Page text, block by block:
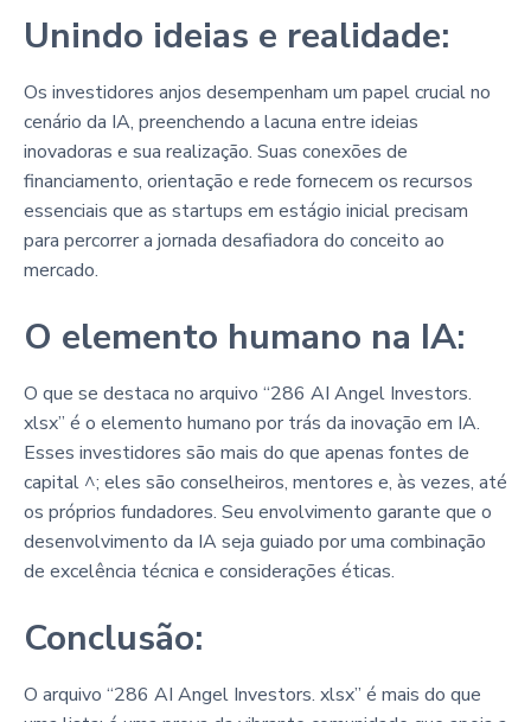
Unindo ideias e realidade:
Os investidores anjos desempenham um papel crucial no
cenário da IA, preenchendo a lacuna entre ideias
inovadoras e sua realização. Suas conexões de
financiamento, orientação e rede fornecem os recursos
essenciais que as startups em estágio inicial precisam
para percorrer a jornada desafiadora do conceito ao
mercado.
O elemento humano na IA:
O que se destaca no arquivo “286 AI Angel Investors.
xlsx” é o elemento humano por trás da inovação em IA.
Esses investidores são mais do que apenas fontes de
capital ^; eles são conselheiros, mentores e, às vezes, até
os próprios fundadores. Seu envolvimento garante que o
desenvolvimento da IA seja guiado por uma combinação
de excelência técnica e considerações éticas.
Conclusão:
O arquivo “286 AI Angel Investors. xlsx” é mais do que